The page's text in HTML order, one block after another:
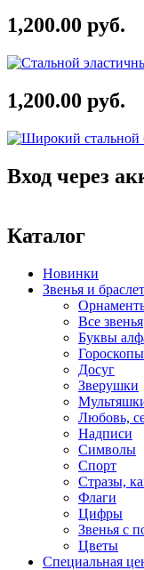
1,200.00 руб.
1,200.00 руб.
Вход через
Каталог
Новинки
Звенья и
Все звенья
Буквы
Гороскопы
Досуг
Зверушки
Любовь,
Надписи
Символы
Спорт
Стразы,
Флаги
Цифры
Звенья с
Цветы
Специальная